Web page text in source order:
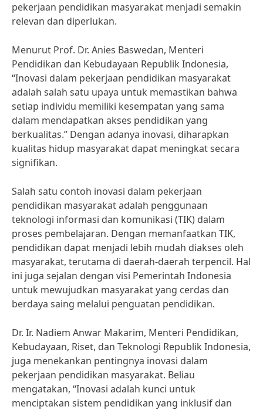
pekerjaan pendidikan masyarakat menjadi semakin
relevan dan diperlukan.
Menurut Prof. Dr. Anies Baswedan, Menteri
Pendidikan dan Kebudayaan Republik Indonesia,
“Inovasi dalam pekerjaan pendidikan masyarakat
adalah salah satu upaya untuk memastikan bahwa
setiap individu memiliki kesempatan yang sama
dalam mendapatkan akses pendidikan yang
berkualitas.” Dengan adanya inovasi, diharapkan
kualitas hidup masyarakat dapat meningkat secara
signifikan.
Salah satu contoh inovasi dalam pekerjaan
pendidikan masyarakat adalah penggunaan
teknologi informasi dan komunikasi (TIK) dalam
proses pembelajaran. Dengan memanfaatkan TIK,
pendidikan dapat menjadi lebih mudah diakses oleh
masyarakat, terutama di daerah-daerah terpencil. Hal
ini juga sejalan dengan visi Pemerintah Indonesia
untuk mewujudkan masyarakat yang cerdas dan
berdaya saing melalui penguatan pendidikan.
Dr. Ir. Nadiem Anwar Makarim, Menteri Pendidikan,
Kebudayaan, Riset, dan Teknologi Republik Indonesia,
juga menekankan pentingnya inovasi dalam
pekerjaan pendidikan masyarakat. Beliau
mengatakan, “Inovasi adalah kunci untuk
menciptakan sistem pendidikan yang inklusif dan